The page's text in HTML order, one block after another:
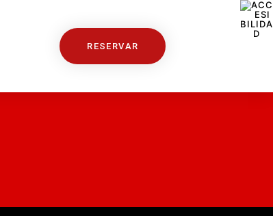
RESERVAR